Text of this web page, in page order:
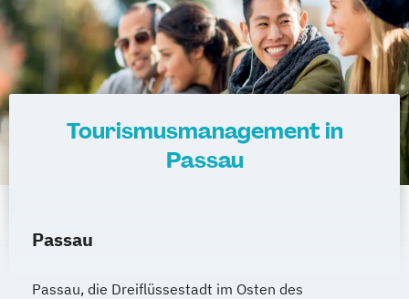
Tourismusmanagement in
Passau
Passau
Passau, die Dreiflüssestadt im Osten des